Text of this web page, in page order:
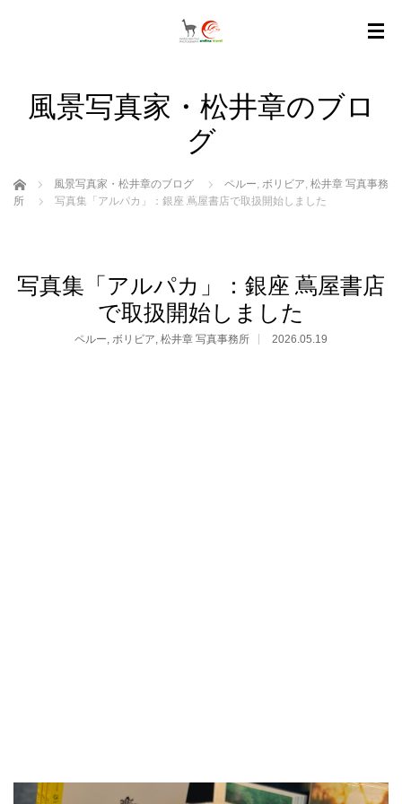
風景写真家・松井章のブロ
グ
ホーム 風景写真家・松井章のブログ ペルー, ボリビア, 松井章 写真事務
所
写真集「アルパカ」：銀座 蔦屋書店で取扱開始しました
写真集「アルパカ」：銀座 蔦屋書店
で取扱開始しました
ペルー, ボリビア, 松井章 写真事務所 2026.05.19